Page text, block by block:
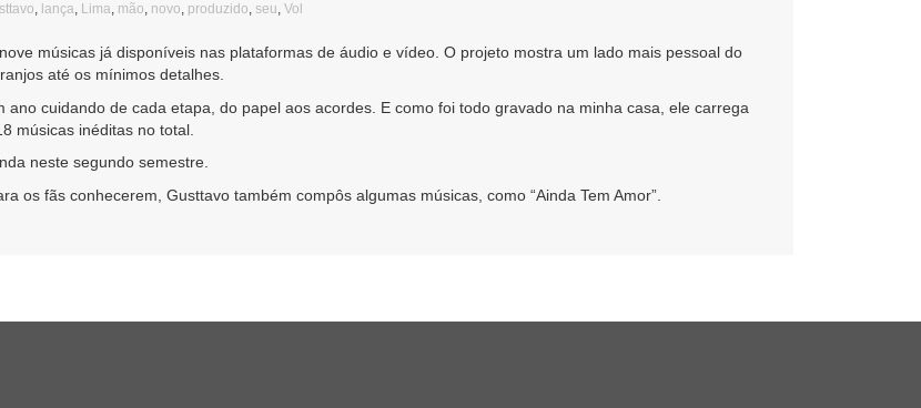
, lança, Lima, mão, novo, produzido, seu, Vol
músicas já disponíveis nas plataformas de áudio e vídeo. O projeto mostra um lado mais pessoal do
até os mínimos detalhes.
ano cuidando de cada etapa, do papel aos acordes. E como foi todo gravado na minha casa, ele carrega
músicas inéditas no total.
neste segundo semestre.
os fãs conhecerem, Gusttavo também compôs algumas músicas, como “Ainda Tem Amor”.